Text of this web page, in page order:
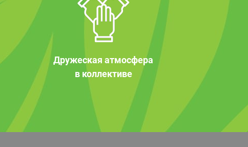
Дружеская атмосфера
в коллективе